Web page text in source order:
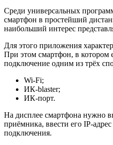
Среди универсальных
смартфон в простейший
наибольший интерес
Для этого приложения
При этом смартфон, в котором
подключение одним из трёх
Wi-Fi;
ИК-blaster;
ИК-порт.
На дисплее смартфона нужно
приёмника, ввести его IP-адрес
подключения.